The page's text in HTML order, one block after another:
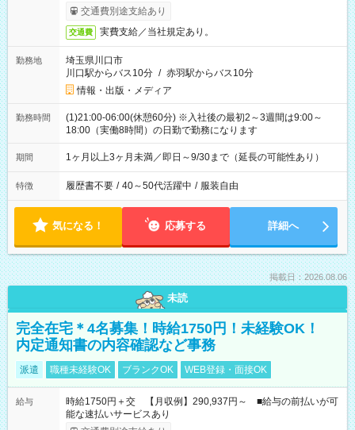
交通費別途支給あり
交通費 実費支給／当社規定あり。
勤務地
埼玉県川口市
川口駅からバス10分 / 赤羽駅からバス10分
情報・出版・メディア
勤務時間
(1)21:00-06:00(休憩60分) ※入社後の最初2～3週間は9:00～
18:00（実働8時間）の日勤で勤務になります
期間 1ヶ月以上3ヶ月未満／即日～9/30まで（延長の可能性あり）
特徴 履歴書不要 / 40～50代活躍中 / 服装自由
気になる！ 応募する 詳細へ
掲載日：2026.08.06
未読
完全在宅＊4名募集！時給1750円！未経験OK！
内定通知書の内容確認など事務
派遣 職種未経験OK ブランクOK WEB登録・面接OK
給与
時給1750円＋交 【月収例】290,937円～ ■給与の前払いが可
能な速払いサービスあり